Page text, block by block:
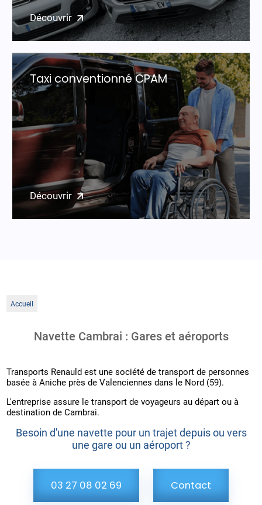
Découvrir
Taxi conventionné CPAM
Découvrir
Accueil
Navette Cambrai : Gares et aéroports
Transports Renauld est une société de transport de personnes
basée à Aniche près de Valenciennes dans le Nord (59).
L'entreprise assure le transport de voyageurs au départ ou à
destination de Cambrai.
Besoin d'une navette pour un trajet depuis ou vers
une gare ou un aéroport ?
03 27 08 02 69 Contact